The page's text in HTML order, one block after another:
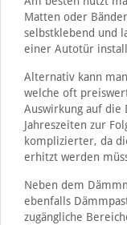
Matten oder
selbstklebend und
einer Autotür
Alternativ kann
welche oft
Auswirkung auf die
Jahreszeiten zur
komplizierter, da
erhitzt werden
Neben dem
ebenfalls
zugängliche